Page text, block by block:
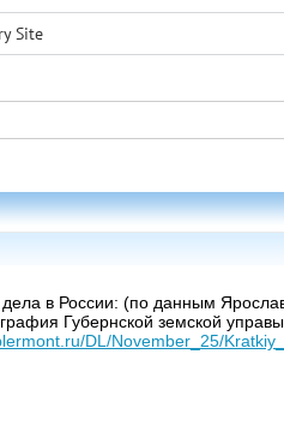
Site
в России: (по данным
Губернской земской
DL/November_25/